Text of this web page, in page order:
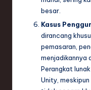
besar.
Kasus
dirancang
pemasaran,
menjadikannya
Perangkat
Unity,